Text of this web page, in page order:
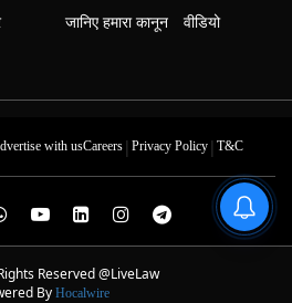
जानिए हमारा कानून वीडियो
with usCareers| Privacy Policy| T&C
Reserved @LiveLaw
By Hocalwire